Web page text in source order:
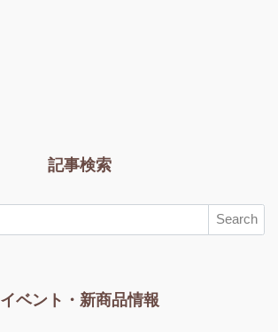
記事検索
Search
イベント・新商品情報